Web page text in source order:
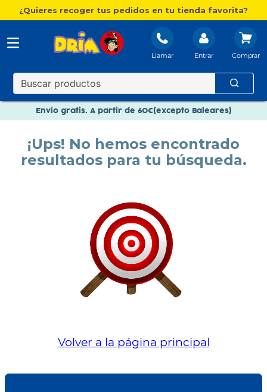
¿Quieres recoger tus pedidos en tu tienda favorita?
Llamar Entrar
Envío gratis. A partir de 60€(excepto Baleares)
Nuevo catálogo Aire Libre
Paga en 3 plazos sin intereses
¡Ups! No hemos encontrado
resultados para tu búsqueda.
Volver a la página principal